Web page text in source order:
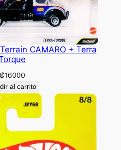
CAMARO + Terra
₡16000
al carrito